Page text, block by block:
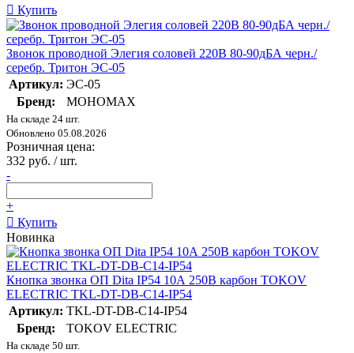
Купить
Звонок проводной Элегия соловей 220В 80-90дБА черн./
серебр. Тритон ЭС-05
Артикул: ЭС-05
Бренд:
МОНОМАХ
На складе 24 шт.
Обновлено 05.08.2026
Розничная цена:
332 руб. / шт.
-
+
Купить
Новинка
Кнопка звонка ОП Dita IP54 10А 250В карбон TOKOV
ELECTRIC TKL-DT-DB-C14-IP54
Артикул: TKL-DT-DB-C14-IP54
Бренд:
TOKOV ELECTRIC
На складе 50 шт.